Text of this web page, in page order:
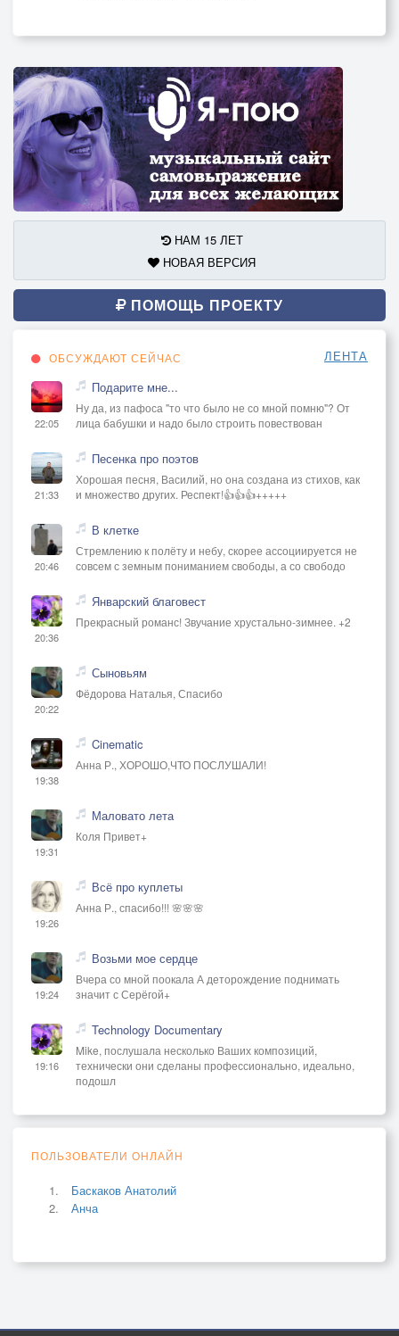
НАМ 15 ЛЕТ
НОВАЯ ВЕРСИЯ
ПОМОЩЬ ПРОЕКТУ
ОБСУЖДАЮТ СЕЙЧАС ЛЕНТА
22:05
Подарите мне...
Ну да, из пафоса "то что было не со мной помню"? От
лица бабушки и надо было строить повествован
21:33
Песенка про поэтов
Хорошая песня, Василий, но она создана из стихов, как
и множество других. Респект!👍👍👍+++++
20:46
В клетке
Стремлению к полёту и небу, скорее ассоциируется не
совсем с земным пониманием свободы, а со свободо
20:36
Январский благовест
Прекрасный романс! Звучание хрустально-зимнее. +2
20:22
Сыновьям
Фёдорова Наталья, Спасибо
19:38
Cinematic
Анна Р., ХОРОШО,ЧТО ПОСЛУШАЛИ!
19:31
Маловато лета
Коля Привет+
19:26
Всё про куплеты
Анна Р., спасибо!!! 🌸🌸🌸
19:24
Возьми мое сердце
Вчера со мной поокала А деторождение поднимать
значит с Серёгой+
19:16
Technology Documentary
Mike, послушала несколько Ваших композиций,
технически они сделаны профессионально, идеально,
подошл
ПОЛЬЗОВАТЕЛИ ОНЛАЙН
Баскаков Анатолий
Анча